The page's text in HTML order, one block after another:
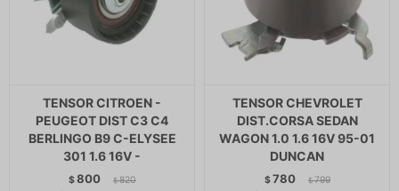
TENSOR CITROEN -
PEUGEOT DIST C3 C4
BERLINGO B9 C-ELYSEE
301 1.6 16V -
$800 $ 820
TENSOR CHEVROLET
DIST.CORSA SEDAN
WAGON 1.0 1.6 16V 95-01
DUNCAN
$780 $ 799